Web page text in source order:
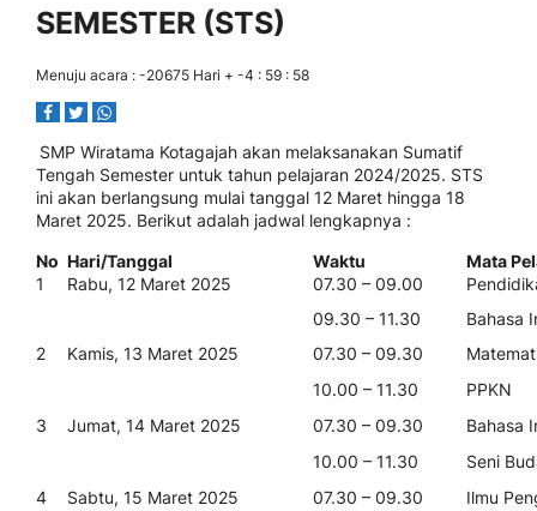
SEMESTER (STS)
Menuju acara : -20675 Hari + -4 : 59 : 58
SMP Wiratama Kotagajah akan melaksanakan Sumatif
Tengah Semester untuk tahun pelajaran 2024/2025. STS
ini akan berlangsung mulai tanggal 12 Maret hingga 18
Maret 2025. Berikut adalah jadwal lengkapnya :
No Hari/Tanggal Waktu
Mata
1
Rabu, 12 Maret 2025 07.30 – 09.00
09.30 – 11.30
Bahasa
2
Kamis, 13 Maret 2025 07.30 – 09.30
10.00 – 11.30
PPKN
3
Jumat, 14 Maret 2025 07.30 – 09.30
Bahasa
10.00 – 11.30
Seni
4
Sabtu, 15 Maret 2025 07.30 – 09.30
Ilmu